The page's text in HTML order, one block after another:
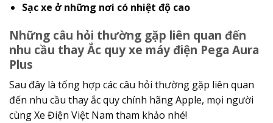
Sạc xe ở những nơi có nhiệt độ cao
Những câu hỏi thường gặp liên quan đến
nhu cầu thay Ắc quy xe máy điện Pega Aura
Plus
Sau đây là tổng hợp các câu hỏi thường gặp liên quan
đến nhu cầu thay ắc quy chính hãng Apple, mọi người
cùng Xe Điện Việt Nam tham khảo nhé!